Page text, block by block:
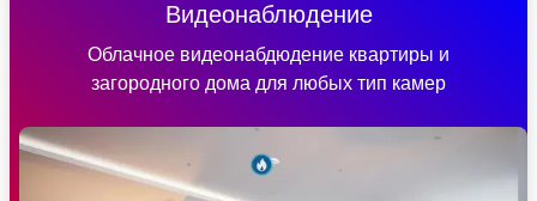
Видеонаблюдение
Облачное видеонабдюдение квартиры и
загородного дома для любых тип камер